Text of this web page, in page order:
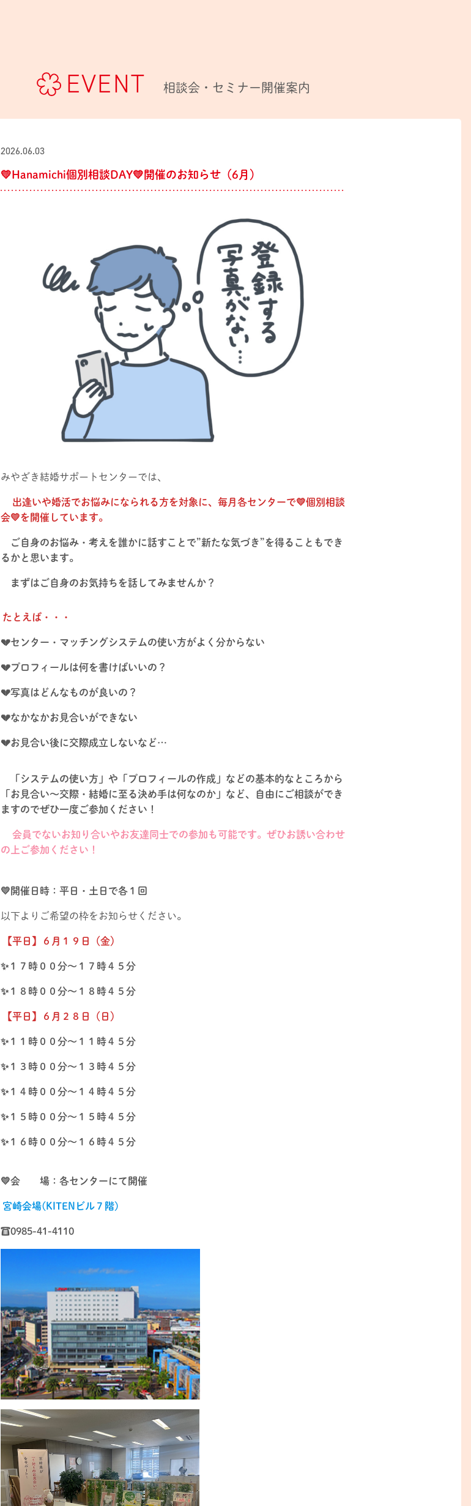
EVENT 相談会・セミナー開催案内
2026.06.03
💛Hanamichi個別相談DAY💛開催のお知らせ（6月）
みやざき結婚サポートセンターでは、
出逢いや婚活でお悩みになられる方を対象に、毎月各センターで💛個別相談
会💛を開催しています。
ご自身のお悩み・考えを誰かに話すことで”新たな気づき”を得ることもでき
るかと思います。
まずはご自身のお気持ちを話してみませんか？
たとえば・・・
💔センター・マッチングシステムの使い方がよく分からない
💔プロフィールは何を書けばいいの？
💔写真はどんなものが良いの？
💔なかなかお見合いができない
💔お見合い後に交際成立しないなど…
「システムの使い方」や「プロフィールの作成」などの基本的なところから
「お見合い～交際・結婚に至る決め手は何なのか」など、自由にご相談ができ
ますのでぜひ一度ご参加ください！
会員でないお知り合いやお友達同士での参加も可能です。ぜひお誘い合わせ
の上ご参加ください！
💛開催日時：平日・土日で各１回
以下よりご希望の枠をお知らせください。
【平日】６月１９日（金）
✨１７時００分～１７時４５分
✨１８時００分～１８時４５分
【平日】６月２８日（日）
✨１１時００分～１１時４５分
✨１３時００分～１３時４５分
✨１４時００分～１４時４５分
✨１５時００分～１５時４５分
✨１６時００分～１６時４５分
💛会 場：各センターにて開催
宮崎会場(KITENビル７階)
☎0985-41-4110